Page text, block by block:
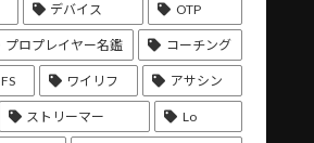
デバイス OTP
プロプレイヤー名鑑 コーチング
FS ワイリフ アサシン
ストリーマー Lo